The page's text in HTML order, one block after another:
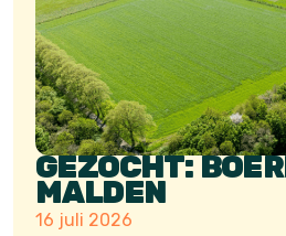
GEZOCHT:
MALDEN
16 juli 2026